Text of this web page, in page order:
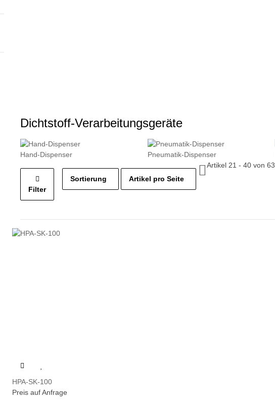
Dichtstoff-Verarbeitungsgeräte
Hand-Dispenser Pneumatik-Dispenser
Filter
Sortierung Artikel pro Seite
Artikel 21 - 40 von 63
HPA-SK-100
Preis auf Anfrage